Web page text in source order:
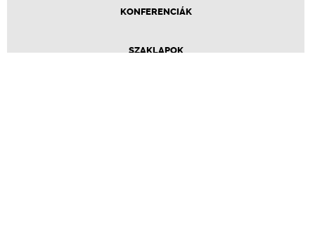
KONFERENCIÁK
SZAKLAPOK